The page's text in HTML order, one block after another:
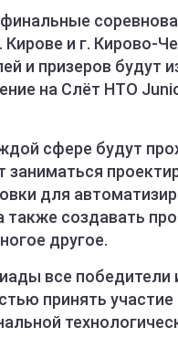
Кирове и г. Кирово-
и призеров будут
на Слёт НТО
сфере будут
для
также создавать
другое.
все
принять участие